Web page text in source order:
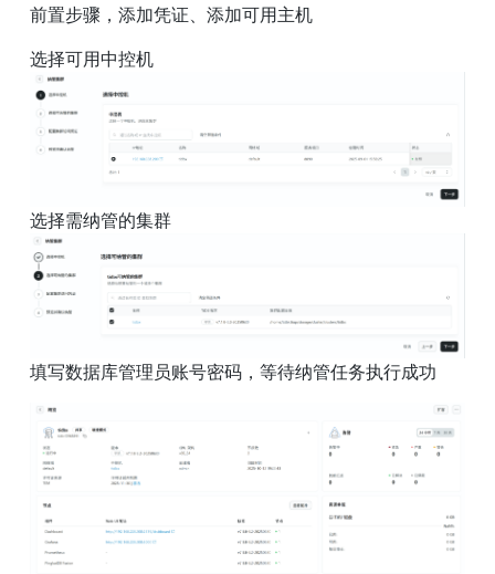
前置步骤，添加凭证、添加可用主机
填写数据库管理员账号密码，等待纳管任务执行成功